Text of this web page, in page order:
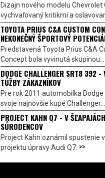
Dizajn nového modelu Chevrolet
vychvaľovaný kritikmi a
TOYOTA PRIUS C&A CUSTOM
NEKONEČNÝ ŠPORTOVÝ
Predstavená Toyota Prius C&A
Concept bola vyvinutá skupinou...
DODGE CHALLENGER SRT8 392 -
TÚŽBY ZÁKAZNÍKOV
Pre rok 2011 automobilka
svoje najnovšie kupé Challenger...
PROJECT KAHN Q7 - V
SÚRODENCOV
Project Kahn oznámil spustenie
projektu úpravy Audi Q7. >>